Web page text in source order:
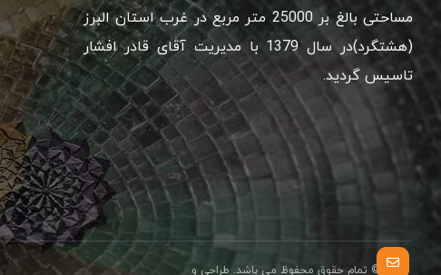
مساحتی بالغ بر 25000 متر مربع در غرب استان البرز
(هشتگرد)در سال 1379 با مدیریت آقای قادر افشار
تاسیس گردید.
© تمام حقوق محفوظ می باشد. طراحی و